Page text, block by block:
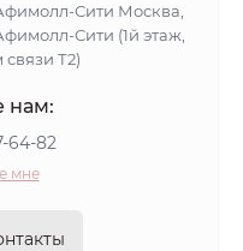
Сити Москва,
Сити (1й этаж,
Т2)
нам:
64-82
мне